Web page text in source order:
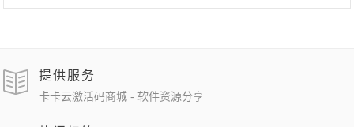
提供服务
卡卡云激活码商城 - 软件资源分享